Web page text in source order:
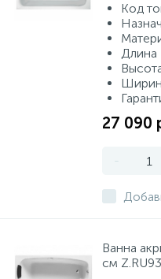
Код
Длина
27 090
-
Ванна
см